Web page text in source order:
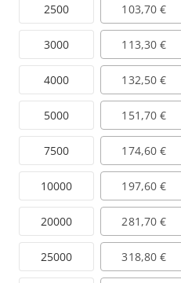
2500
3000
4000
5000
7500
10000
20000
25000
103,70 €
113,30 €
132,50 €
151,70 €
174,60 €
197,60 €
281,70 €
318,80 €